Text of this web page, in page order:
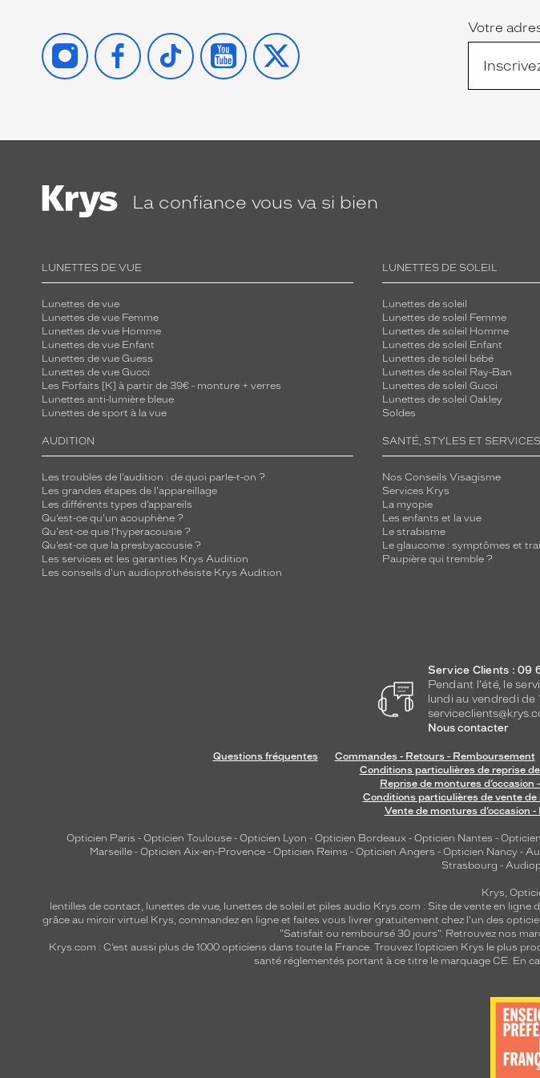
INSTAGRAMFACEBOOK
TIKTOK YOUTUBE
X
Votre
La confiance vous va si bien
LUNETTES DE VUE
Lunettes de vue
Lunettes de vue Femme
Lunettes de vue Homme
Lunettes de vue Enfant
Lunettes de vue Guess
Lunettes de vue Gucci
Les Forfaits [K] à partir de 39€ - monture + verres
Lunettes anti-lumière bleue
Lunettes de sport à la vue
LUNETTES DE SOLEIL
Lunettes de soleil
Lunettes de soleil Femme
Lunettes de soleil Homme
Lunettes de soleil Enfant
Lunettes de soleil bébé
Lunettes de soleil Ray-Ban
Lunettes de soleil Gucci
Lunettes de soleil Oakley
Soldes
AUDITION
Les troubles de l’audition : de quoi parle-t-on ?
Les grandes étapes de l'appareillage
Les différents types d’appareils
Qu’est-ce qu'un acouphène ?
Qu'est-ce que l'hyperacousie ?
Qu’est-ce que la presbyacousie ?
Les services et les garanties Krys Audition
Les conseils d'un audioprothésiste Krys Audition
SANTÉ, STYLES ET SERVICES
Nos Conseils Visagisme
Services Krys
La myopie
Les enfants et la vue
Le strabisme
Le glaucome : symptômes et
Paupière qui tremble ?
Service Clients : 09
Pendant l'été, le
lundi au vendredi de
Nous contacter
Questions fréquentes Commandes - Retours - Remboursement
Conditions particulières de reprise
Reprise de montures
Conditions particulières de vente de
Vente de montures d’occasion
Opticien Paris - Opticien Toulouse - Opticien Lyon - Opticien Bordeaux - Opticien Nantes -
Marseille - Opticien Aix-en-Provence - Opticien Reims - Opticien Angers - Opticien Nancy -
Strasbourg -
Krys,
lentilles de contact, lunettes de vue, lunettes de soleil et piles audio Krys.com : Site de vente en ligne
grâce au miroir virtuel Krys, commandez en ligne et faites vous livrer gratuitement chez l'un des
"Satisfait ou remboursé 30 jours". Retrouvez nos
Krys.com : C’est aussi plus de 1000 opticiens dans toute la France. Trouvez l’opticien Krys le plus
santé réglementés portant à ce titre le marquage CE. En